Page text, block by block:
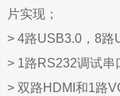
片实现；
>4路USB3.0，8路
>1路RS232调试串
>双路HDMI和1路